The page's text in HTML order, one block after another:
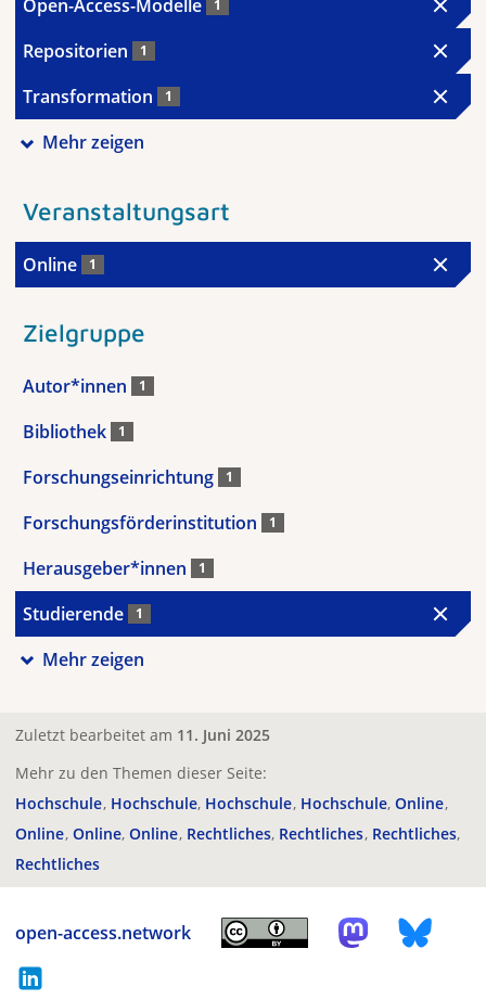
Open-Access-Modelle 1
Repositorien 1
Transformation 1
Mehr zeigen
Veranstaltungsart
Online 1
Zielgruppe
Autor*innen 1
Bibliothek 1
Forschungseinrichtung 1
Forschungsförderinstitution 1
Herausgeber*innen 1
Studierende 1
Mehr zeigen
Zuletzt bearbeitet am 11. Juni 2025
Mehr zu den Themen dieser Seite:
Hochschule Hochschule Hochschule Hochschule Online
Online Online Online Rechtliches Rechtliches Rechtliches
Rechtliches
open-access.network